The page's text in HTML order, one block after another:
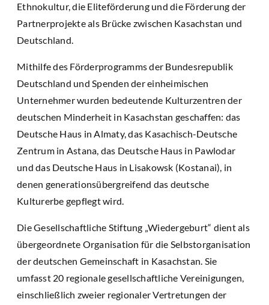
Ethnokultur, die Eliteförderung und die Förderung der
Partnerprojekte als Brücke zwischen Kasachstan und
Deutschland.
Mithilfe des Förderprogramms der Bundesrepublik
Deutschland und Spenden der einheimischen
Unternehmer wurden bedeutende Kulturzentren der
deutschen Minderheit in Kasachstan geschaffen: das
Deutsche Haus in Almaty, das Kasachisch-Deutsche
Zentrum in Astana, das Deutsche Haus in Pawlodar
und das Deutsche Haus in Lisakowsk (Kostanai), in
denen generationsübergreifend das deutsche
Kulturerbe gepflegt wird.
Die Gesellschaftliche Stiftung „Wiedergeburt“ dient als
übergeordnete Organisation für die Selbstorganisation
der deutschen Gemeinschaft in Kasachstan. Sie
umfasst 20 regionale gesellschaftliche Vereinigungen,
einschließlich zweier regionaler Vertretungen der